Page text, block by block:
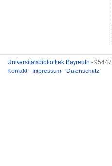
Universitätsbibliothek Bayreuth -
Kontakt- Impressum - Datenschutz